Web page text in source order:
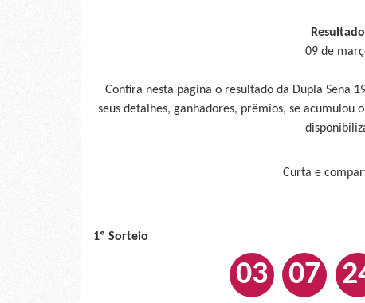
09 de
Confira nesta página o resultado da Dupla Sena
seus detalhes, ganhadores, prêmios, se acumulou
Curta e
1º Sorteio
03 07